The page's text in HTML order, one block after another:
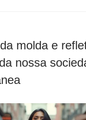
molda e
nossa